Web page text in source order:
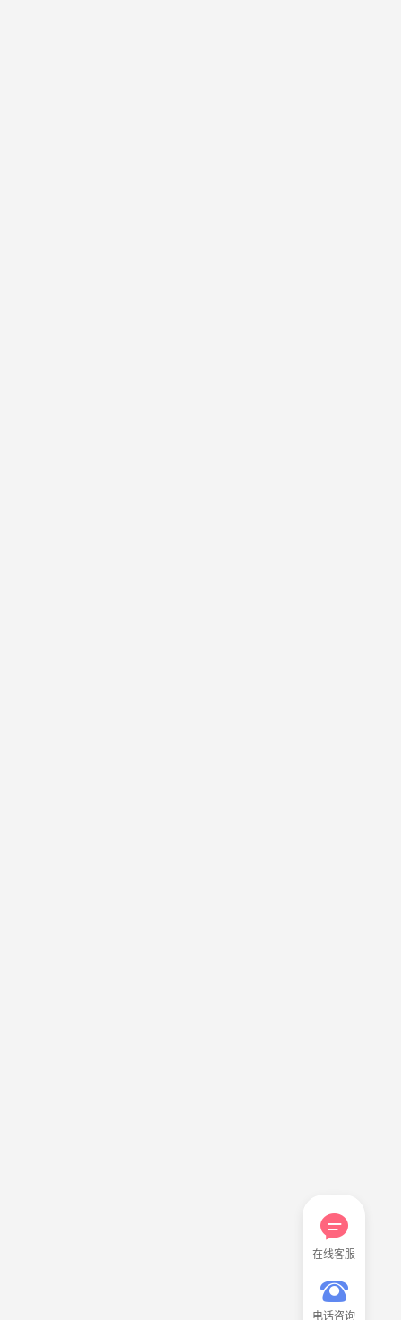
在线客服
电话咨询